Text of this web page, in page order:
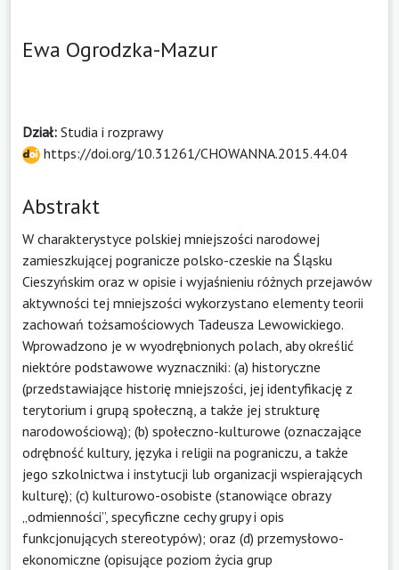
Ewa Ogrodzka-Mazur
Dział: Studia i rozprawy
https://doi.org/10.31261/CHOWANNA.2015.44.04
Abstrakt
W charakterystyce polskiej mniejszości narodowej
zamieszkującej pogranicze polsko-czeskie na Śląsku
Cieszyńskim oraz w opisie i wyjaśnieniu różnych przejawów
aktywności tej mniejszości wykorzystano elementy teorii
zachowań tożsamościowych Tadeusza Lewowickiego.
Wprowadzono je w wyodrębnionych polach, aby określić
niektóre podstawowe wyznaczniki: (a) historyczne
(przedstawiające historię mniejszości, jej identyfikację z
terytorium i grupą społeczną, a także jej strukturę
narodowościową); (b) społeczno-kulturowe (oznaczające
odrębność kultury, języka i religii na pograniczu, a także
jego szkolnictwa i instytucji lub organizacji wspierających
kulturę); (c) kulturowo-osobiste (stanowiące obrazy
„odmienności”, specyficzne cechy grupy i opis
funkcjonujących stereotypów); oraz (d) przemysłowo-
ekonomiczne (opisujące poziom życia grup